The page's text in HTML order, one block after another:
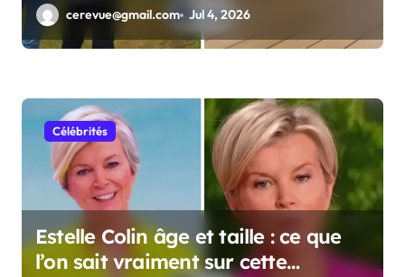
complètes
cerevue@gmail.com Jul 4, 2026
Célébrités
Estelle Colin âge et taille : ce que
l’on sait vraiment sur cette